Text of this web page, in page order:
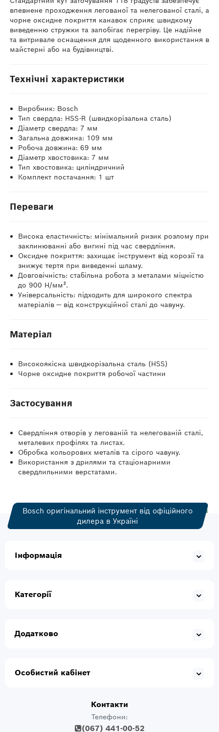
впевнене проходження легованої та нелегованої сталі, а
чорне оксидне покриття канавок сприяє швидкому
виведенню стружки та запобігає перегріву. Це надійне
та витривале оснащення для щоденного використання в
майстерні або на будівництві.
Технічні характеристики
Виробник: Bosch
Тип свердла: HSS-R (швидкорізальна сталь)
Діаметр свердла: 7 мм
Загальна довжина: 109 мм
Робоча довжина: 69 мм
Діаметр хвостовика: 7 мм
Тип хвостовика: циліндричний
Комплект постачання: 1 шт
Переваги
Висока еластичність: мінімальний ризик розлому при
заклинюванні або вигині під час свердління.
Оксидне покриття: захищає інструмент від корозії та
знижує тертя при виведенні шламу.
Довговічність: стабільна робота з металами міцністю
до 900 Н/мм².
Універсальність: підходить для широкого спектра
матеріалів — від конструкційної сталі до чавуну.
Матеріал
Високоякісна швидкорізальна сталь (HSS)
Чорне оксидне покриття робочої частини
Застосування
Свердління отворів у легованій та нелегованій сталі,
металевих профілях та листах.
Обробка кольорових металів та сірого чавуну.
Використання з дрилями та стаціонарними
свердлильними верстатами.
Bosch оригінальний інструмент від офіційного
дилера в Україні
Інформація
Категорії
Додатково
Особистий кабінет
Контакти
Телефони:
(067) 441-00-52